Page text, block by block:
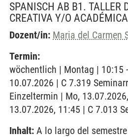
SPANISCH AB B1. TALLER
CREATIVA Y/O ACADÉMICA
Dozent/in: Maria del Carmen
Termin:
wöchentlich | Montag | 10:15
10.07.2026 | C 7.319
Einzeltermin | Mo,
13.07.2026, 11:45 | C 7.013
Inhalt: A lo largo del